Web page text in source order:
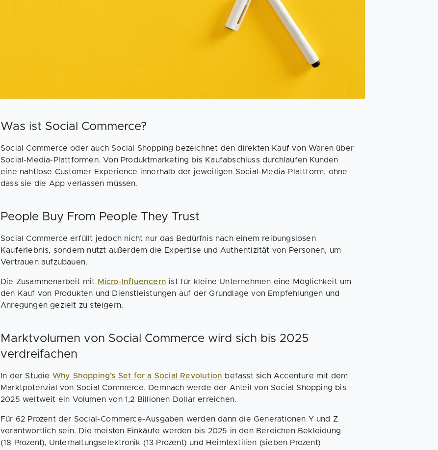
Was ist Social Commerce?
Social Commerce oder auch Social Shopping bezeichnet den direkten Kauf von Waren über
Social-Media-Plattformen. Von Produktmarketing bis Kaufabschluss durchlaufen Kunden
eine nahtlose Customer Experience innerhalb der jeweiligen Social-Media-Plattform, ohne
dass sie die App verlassen müssen.
People Buy From People They Trust
Social Commerce erfüllt jedoch nicht nur das Bedürfnis nach einem reibungslosen
Kauferlebnis, sondern nutzt außerdem die Expertise und Authentizität von Personen, um
Vertrauen aufzubauen.
Die Zusammenarbeit mit Micro-Influencern ist für kleine Unternehmen eine Möglichkeit um
den Kauf von Produkten und Dienstleistungen auf der Grundlage von Empfehlungen und
Anregungen gezielt zu steigern.
Marktvolumen von Social Commerce wird sich bis 2025
verdreifachen
In der Studie Why Shopping’s Set for a Social Revolution befasst sich Accenture mit dem
Marktpotenzial von Social Commerce. Demnach werde der Anteil von Social Shopping bis
2025 weltweit ein Volumen von 1,2 Billionen Dollar erreichen.
Für 62 Prozent der Social-Commerce-Ausgaben werden dann die Generationen Y und Z
verantwortlich sein. Die meisten Einkäufe werden bis 2025 in den Bereichen Bekleidung
(18 Prozent), Unterhaltungselektronik (13 Prozent) und Heimtextilien (sieben Prozent)